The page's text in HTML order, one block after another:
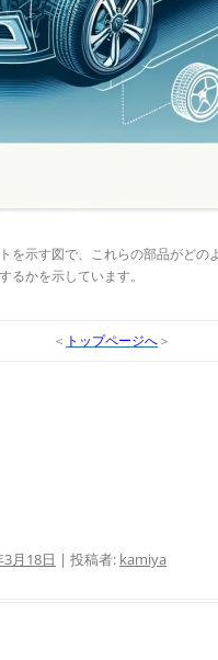
を示す図で、これらの部品がどの
るかを示しています。
＜ トップページへ＞
3月18日 | 投稿者: kamiya